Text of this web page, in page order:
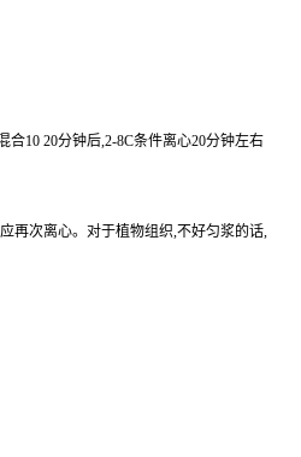
10 20分钟后,2-8C条件离心20分钟左右
再次离心。对于植物组织,不好匀浆的话,